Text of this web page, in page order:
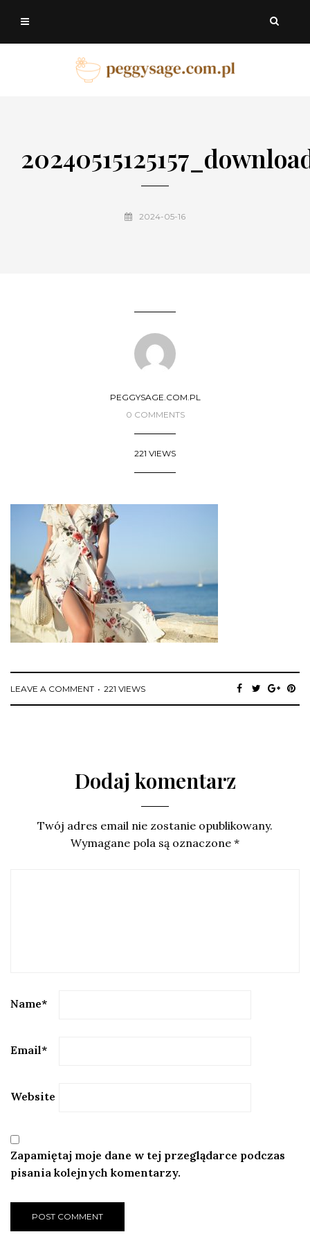
2024-05-16
PEGGYSAGE.COM.PL
0 COMMENTS
221 VIEWS
LEAVE A COMMENT 221 VIEWS
Dodaj komentarz
Twój adres email nie zostanie opublikowany.
Wymagane pola są oznaczone *
Name*
Email*
Website
Zapamiętaj moje dane w tej przeglądarce podczas
pisania kolejnych komentarzy.